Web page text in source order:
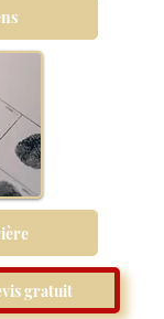
gratuit